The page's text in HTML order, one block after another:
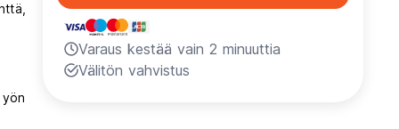
Varaus kestää vain 2 minuuttia
Välitön vahvistus